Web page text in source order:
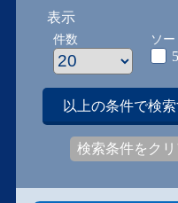
表示
件数 ソー
以上の条件で検
検索条件をクリ